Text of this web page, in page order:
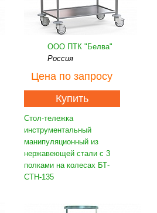
ООО ПТК "Белва"
Россия
Цена по запросу
Купить
Стол-тележка
инструментальный
манипуляционный из
нержавеющей стали с 3
полками на колесах БТ-
СТН-135